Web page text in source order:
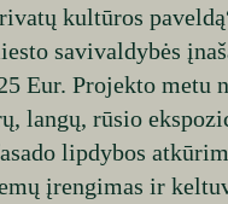
kultūros
savivaldybės
Eur. Projekto metu
langų, rūsio
lipdybos
įrengimas ir